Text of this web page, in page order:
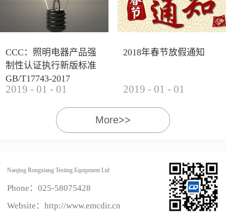
CCC：照明电器产品强
制性认证执行新版标准
GB/T17743-2017
2019 - 01 - 01
2018年春节放假通知
2019 - 01 - 01
More>>
Nanjing Rongxiang Testing Equipment Ltd
Phone： 025-58075428
Website：http://www.emcdir.cn